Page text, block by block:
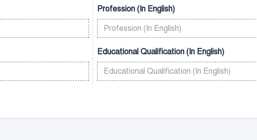
Profession (In English)
Educational Qualification (In English)